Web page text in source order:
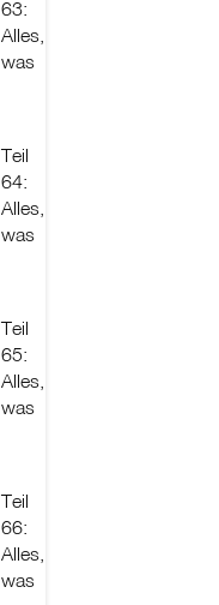
63:
Alles,
was
Teil
64:
Alles,
was
Teil
65:
Alles,
was
Teil
66:
Alles,
was